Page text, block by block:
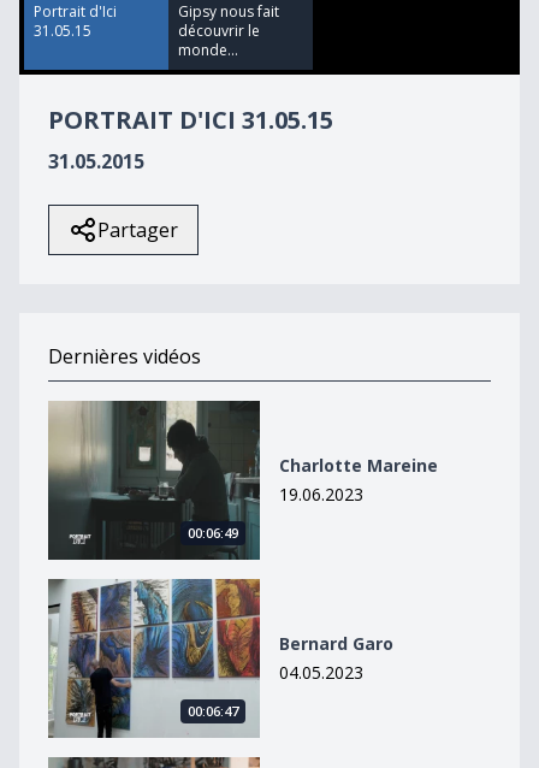
36
seconds
Portrait d'Ici
31.05.15
Gipsy nous fait
découvrir le
monde...
PORTRAIT D'ICI 31.05.15
31.05.2015
Partager
Dernières vidéos
Charlotte Mareine
00:06:49
Charlotte Mareine
19.06.2023
Bernard Garo
00:06:47
Bernard Garo
04.05.2023